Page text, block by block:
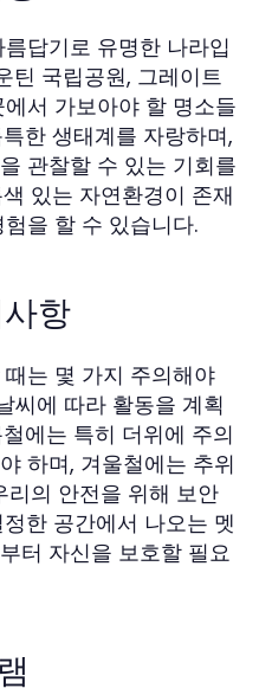
답기로 유명한 나라입
틴 국립공원, 그레이트
서 가보아야 할 명소들
한 생태계를 자랑하며,
관찰할 수 있는 기회를
있는 자연환경이 존재
을 할 수 있습니다.
항
는 몇 가지 주의해야
씨에 따라 활동을 계획
에는 특히 더위에 주의
하며, 겨울철에는 추위
리의 안전을 위해 보안
한 공간에서 나오는 멧
터 자신을 보호할 필요